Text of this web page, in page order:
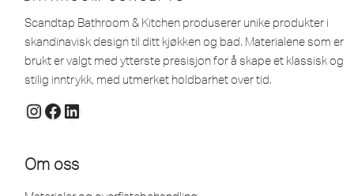
Scandtap Bathroom & Kitchen produserer unike produkter i
skandinavisk design til ditt kjøkken og bad. Materialene som er
brukt er valgt med ytterste presisjon for å skape et klassisk og
stilig inntrykk, med utmerket holdbarhet over tid.
Om oss